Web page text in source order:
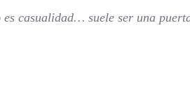
casualidad… suele ser una